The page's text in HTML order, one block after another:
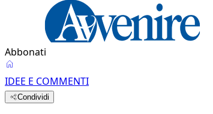
Abbonati
IDEE E COMMENTI
Condividi